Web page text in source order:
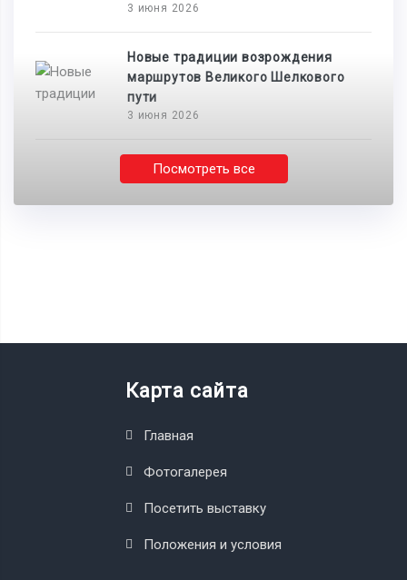
3 июня 2026
Новые традиции возрождения
маршрутов Великого Шелкового
пути
3 июня 2026
Посмотреть все
Карта сайта
Главная
Фотогалерея
Посетить выставку
Положения и условия